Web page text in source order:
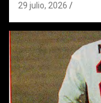
29 julio, 2026